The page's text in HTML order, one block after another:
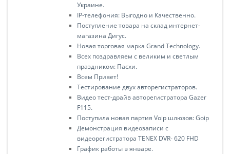
Украине.
IP-телефония: Выгодно и Качественно.
Поступление товара на склад интернет-
магазина Дигус.
Новая торговая марка Grand Technology.
Всех поздравляем с великим и светлым
праздником: Пасхи.
Всем Привет!
Тестирование двух авторегистраторов.
Видео тест-драйв авторегистратора Gazer
F115.
Поступила новая партия Voip шлюзов: Goip
Демонстрация видеозаписи с
видеорегистратора TENEX DVR- 620 FHD
График работы в январе.